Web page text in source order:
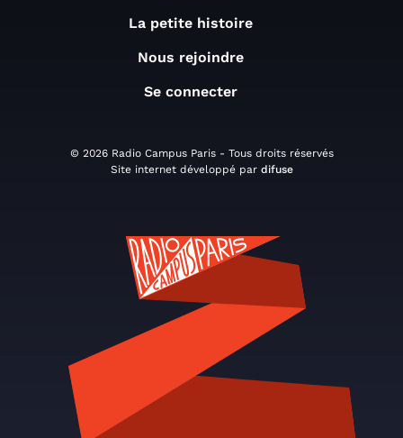
La petite histoire
Nous rejoindre
Se connecter
© 2026 Radio Campus Paris - Tous droits réservés
Site internet développé par difuse